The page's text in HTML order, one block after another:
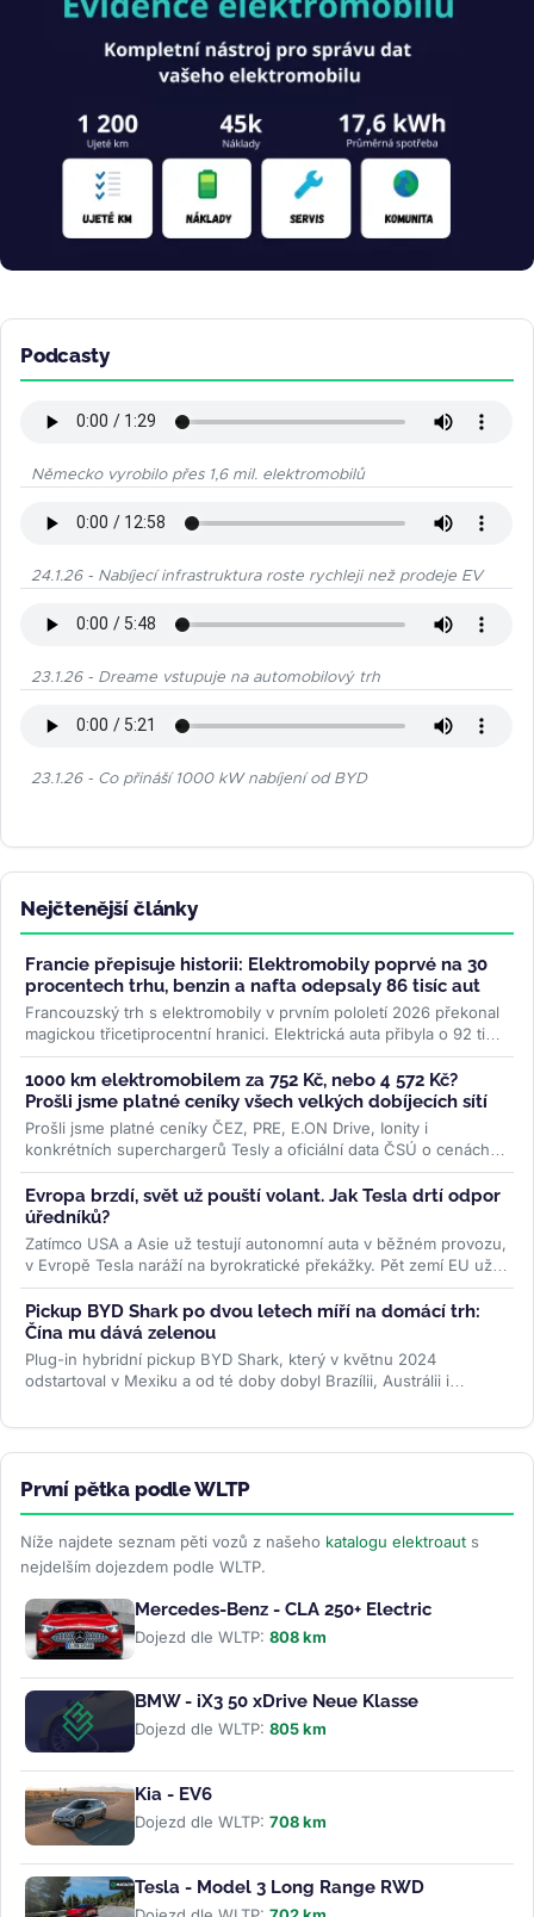
Podcasty
Německo vyrobilo přes 1,6 mil. elektromobilů
24.1.26 - Nabíjecí infrastruktura roste rychleji než prodeje EV
23.1.26 - Dreame vstupuje na automobilový trh
23.1.26 - Co přináší 1000 kW nabíjení od BYD
Nejčtenější články
Francie přepisuje historii: Elektromobily poprvé na 30
procentech trhu, benzin a nafta odepsaly 86 tisíc aut
Francouzský trh s elektromobily v prvním pololetí 2026 překonal
magickou třicetiprocentní hranici. Elektrická auta přibyla o 92 tisíc
kusů...>>
1000 km elektromobilem za 752 Kč, nebo 4 572 Kč?
Prošli jsme platné ceníky všech velkých dobíjecích sítí
Prošli jsme platné ceníky ČEZ, PRE, E.ON Drive, Ionity i
konkrétních superchargerů Tesly a oficiální data ČSÚ o cenách
paliv. Rozdíl je...>>
Evropa brzdí, svět už pouští volant. Jak Tesla drtí odpor
úředníků?
Zatímco USA a Asie už testují autonomní auta v běžném provozu,
v Evropě Tesla naráží na byrokratické překážky. Pět zemí EU už
ale...>>
Pickup BYD Shark po dvou letech míří na domácí trh:
Čína mu dává zelenou
Plug-in hybridní pickup BYD Shark, který v květnu 2024
odstartoval v Mexiku a od té doby dobyl Brazílii, Austrálii i
První pětka podle WLTP
Níže najdete seznam pěti vozů z našeho katalogu elektroaut s
nejdelším dojezdem podle WLTP.
Mercedes-Benz - CLA 250+ Electric
Dojezd dle WLTP: 808 km
BMW - iX3 50 xDrive Neue Klasse
Dojezd dle WLTP: 805 km
Kia - EV6
Dojezd dle WLTP: 708 km
Tesla - Model 3 Long Range RWD